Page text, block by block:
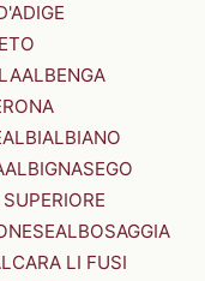
ALBENGA
ALBIALBIANO
ALBIGNASEGO
ALBOSAGGIA
LI FUSI